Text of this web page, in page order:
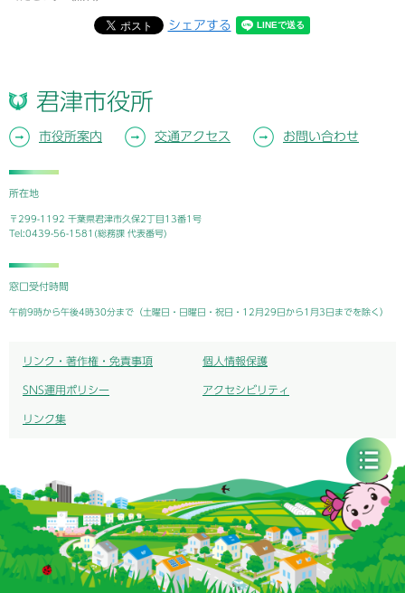
シェアする
君津市役所
市役所案内 交通アクセス お問い合わせ
所在地
〒299-1192 千葉県君津市久保2丁目13番1号
Tel:0439-56-1581(総務課 代表番号)
窓口受付時間
午前9時から午後4時30分まで（土曜日・日曜日・祝日・12月29日から1月3日までを除く）
リンク・著作権・免責事項 個人情報保護
SNS運用ポリシー アクセシビリティ
リンク集